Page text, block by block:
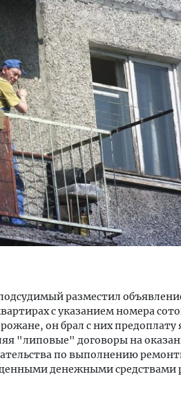
разместил
с указанием номера
он брал с них предоплату
"липовые" договоры на
по выполнению
денежными средствами
идей.
директор компании
городов,
и развитии рынка
Ищем